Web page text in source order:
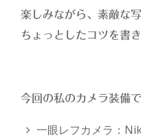
楽しみながら、素敵な
ちょっとしたコツを書き
今回の私のカメラ装備で
一眼レフカメラ：